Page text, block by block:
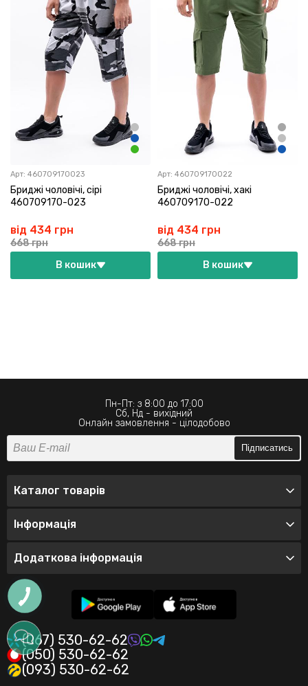
Арт: 460709170023
Бриджі чоловічі, сірі
460709170-023
від 434 грн
668 грн
В кошик
Арт: 460709170022
Бриджі чоловічі, хакі
460709170-022
від 434 грн
668 грн
В кошик
Пн-Пт: з 8:00 до 17:00
Сб, Нд - вихідний
Онлайн замовлення - цілодобово
Підписатись
Каталог товарів
Інформація
Додаткова інформація
(067) 530-62-62
(050) 530-62-62
(093) 530-62-62